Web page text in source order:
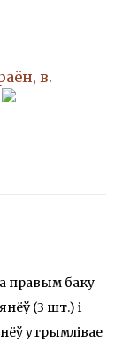
в.
правым баку
(3 шт.) і
утрымлівае